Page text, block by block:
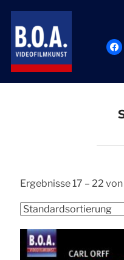
Ergebnisse 17 – 22